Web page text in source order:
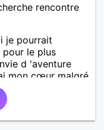
rencontre
je pourrait
pour le plus
d 'aventure
mon cœur malgré
J'adore la
Je suis prêt
quelqu'un